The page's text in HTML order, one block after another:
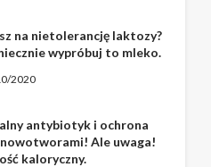
na nietolerancję laktozy?
wypróbuj to mleko.
2020
antybiotyk i ochrona
Ale uwaga!
kaloryczny.